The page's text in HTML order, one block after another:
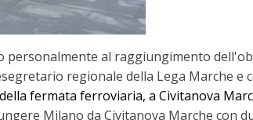
al raggiungimento
regionale della Lega Marche e
della fermata ferroviaria, a Civitanova
Milano da Civitanova Marche con